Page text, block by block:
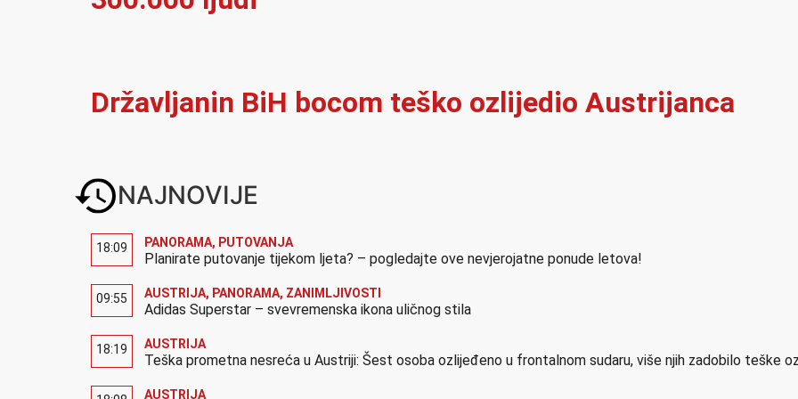
Državljanin BiH bocom teško ozlijedio Austrijanca
NAJNOVIJE
18:09 PANORAMA, PUTOVANJA
Planirate putovanje tijekom ljeta? – pogledajte ove nevjerojatne ponude letova!
09:55 AUSTRIJA, PANORAMA, ZANIMLJIVOSTI
Adidas Superstar – svevremenska ikona uličnog stila
18:19 AUSTRIJA
Teška prometna nesreća u Austriji: Šest osoba ozlijeđeno u frontalnom sudaru, više njih zadobilo teške
AUSTRIJA